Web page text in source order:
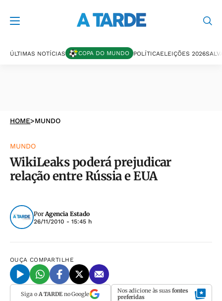
ÚLTIMAS NOTÍCIAS COPA DO MUNDO POLÍTICAELEIÇÕES 2026
HOME>MUNDO
MUNDO
WikiLeaks poderá prejudicar
relação entre Rússia e EUA
PorAgencia Estado
26/11/2010 - 15:45 h
OUÇA COMPARTILHE
Siga o A TARDEno Google Nos adicione às suas fontes
preferidas